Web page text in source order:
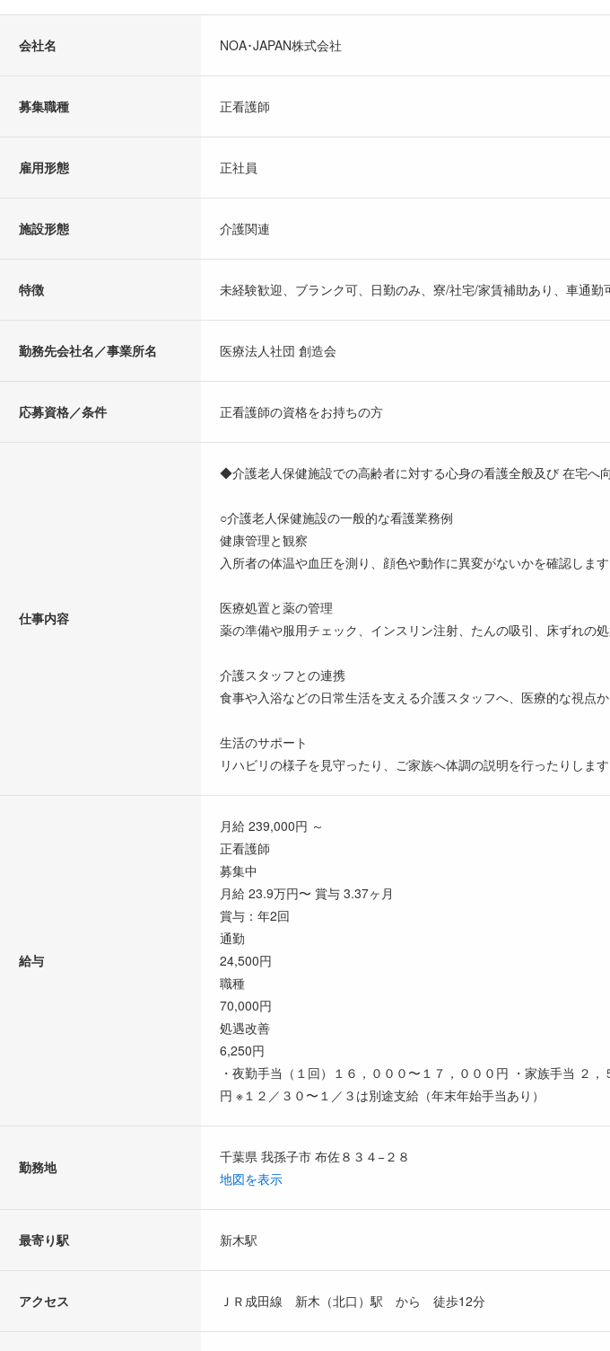
会社名 NOA･JAPAN株式会社
募集職種 正看護師
雇用形態 正社員
施設形態 介護関連
特徴 未経験歓迎、ブランク可、日勤のみ、寮/社宅/家賃補助あり、車通勤
勤務先会社名／事業所名 医療法人社団 創造会
応募資格／条件 正看護師の資格をお持ちの方
仕事内容
◆介護老人保健施設での高齢者に対する心身の看護全般及び 在宅へ
○介護老人保健施設の一般的な看護業務例
健康管理と観察
入所者の体温や血圧を測り、顔色や動作に異変がないかを確認しま
医療処置と薬の管理
薬の準備や服用チェック、インスリン注射、たんの吸引、床ずれの
介護スタッフとの連携
食事や入浴などの日常生活を支える介護スタッフへ、医療的な視点
生活のサポート
リハビリの様子を見守ったり、ご家族へ体調の説明を行ったりしま
給与
月給 239,000円 ～
正看護師
募集中
月給 23.9万円〜 賞与 3.37ヶ月
賞与：年2回
通勤
24,500円
職種
70,000円
処遇改善
6,250円
・夜勤手当（１回）１６，０００〜１７，０００円 ・家族手当 ２
円 ※１２／３０〜１／３は別途支給（年末年始手当あり）
勤務地
千葉県 我孫子市 布佐８３４−２８
地図を表示
最寄り駅 新木駅
アクセス ＪＲ成田線 新木（北口）駅 から 徒歩12分